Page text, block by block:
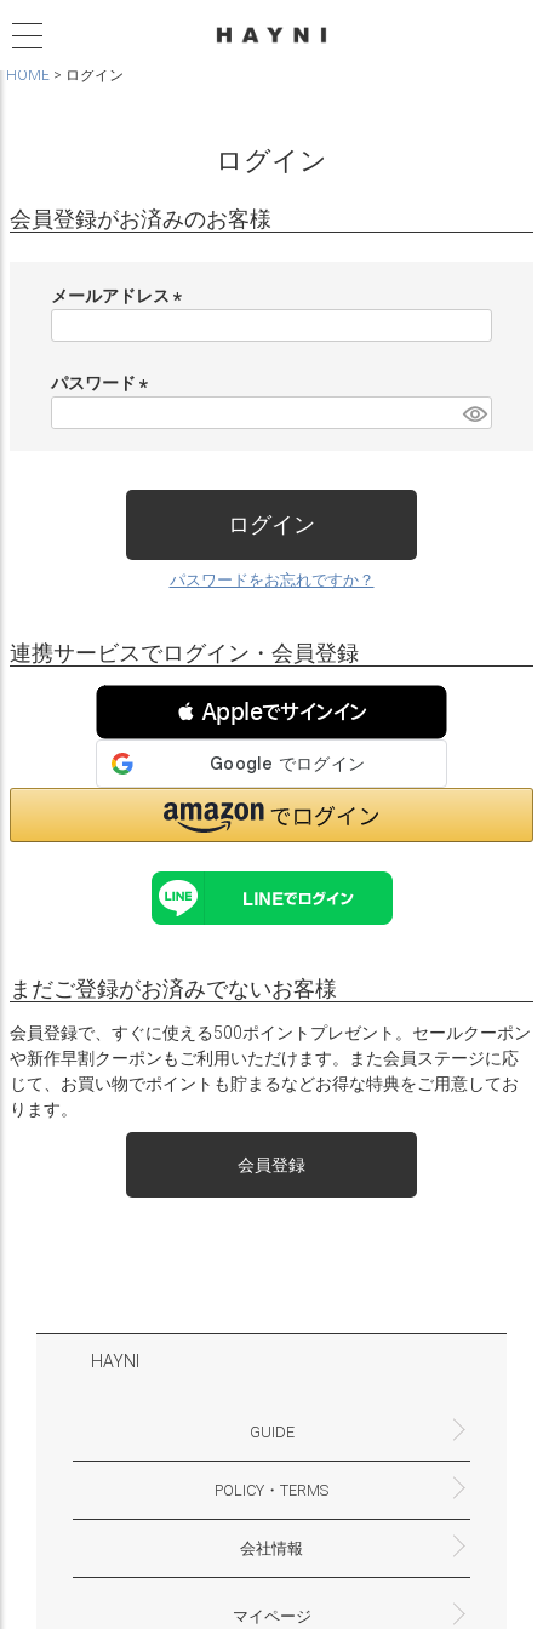
HOME ログイン
ログイン
会員登録がお済みのお客様
メールアドレス
)
パスワード
)
ログイン
パスワードをお忘れですか？
連携サービスでログイン・会員登録
 Appleでサインイン
まだご登録がお済みでないお客様
会員登録で、すぐに使える500ポイントプレゼント。セールクーポン
や新作早割クーポンもご利用いただけます。また会員ステージに応
じて、お買い物でポイントも貯まるなどお得な特典をご用意してお
ります。
会員登録
HAYNI
GUIDE
よくあるご質問・お問合せ
お支払いについて
配送・送料について
ギフトサービスについて
一緒に働く？(HAYNI採用情報サイトへ)
for Foreigners (overseas delivery)
POLICY・TERMS
返品・交換について
プライバシーポリシー
特定商取引法に基づく表示
外部送信ポリシー
会社情報
大阪府大阪市淀川区十八条3-9-35
電話番号：06-6868-9671
※お電話でのお問合せ受付は行っておりません
メール：support@hayni.jp
お問い合わせはこちらからお願いいたします
営業時間：10：00～15：00（金曜日は14：00ま
定休日： 土・日・祝祭日
※土日祝祭日はお休みをいただきます。
メールの返信は翌営業日となりますので、ご了承
マイページ